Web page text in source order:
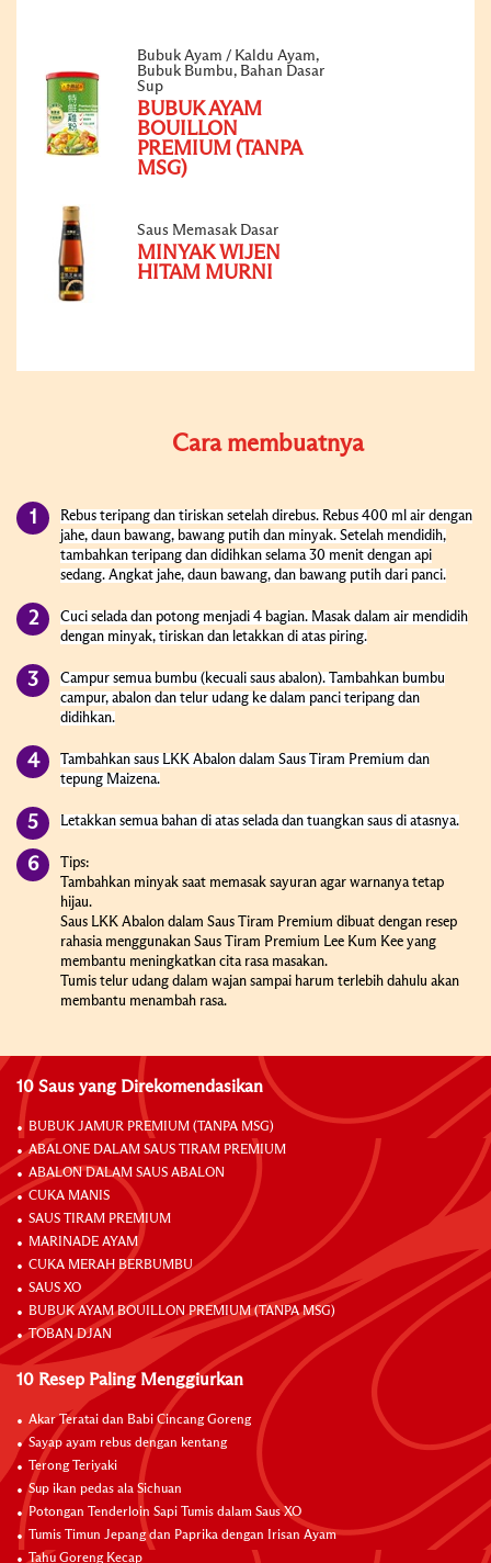
Bubuk Ayam / Kaldu Ayam,
Bubuk Bumbu, Bahan Dasar
Sup
BUBUK AYAM
BOUILLON
PREMIUM (TANPA
MSG)
Saus Memasak Dasar
MINYAK WIJEN
HITAM MURNI
Cara membuatnya
Rebus teripang dan tiriskan setelah direbus. Rebus 400 ml air dengan
jahe, daun bawang, bawang putih dan minyak. Setelah mendidih,
tambahkan teripang dan didihkan selama 30 menit dengan api
sedang. Angkat jahe, daun bawang, dan bawang putih dari panci.
Cuci selada dan potong menjadi 4 bagian. Masak dalam air mendidih
dengan minyak, tiriskan dan letakkan di atas piring.
Campur semua bumbu (kecuali saus abalon). Tambahkan bumbu
campur, abalon dan telur udang ke dalam panci teripang dan
didihkan.
Tambahkan saus LKK Abalon dalam Saus Tiram Premium dan
tepung Maizena.
Letakkan semua bahan di atas selada dan tuangkan saus di atasnya.
Tips:
Tambahkan minyak saat memasak sayuran agar warnanya tetap
hijau.
Saus LKK Abalon dalam Saus Tiram Premium dibuat dengan resep
rahasia menggunakan Saus Tiram Premium Lee Kum Kee yang
membantu meningkatkan cita rasa masakan.
Tumis telur udang dalam wajan sampai harum terlebih dahulu akan
membantu menambah rasa.
10 Saus yang Direkomendasikan
BUBUK JAMUR PREMIUM (TANPA MSG)
ABALONE DALAM SAUS TIRAM PREMIUM
ABALON DALAM SAUS ABALON
CUKA MANIS
SAUS TIRAM PREMIUM
MARINADE AYAM
CUKA MERAH BERBUMBU
SAUS XO
BUBUK AYAM BOUILLON PREMIUM (TANPA MSG)
TOBAN DJAN
10 Resep Paling Menggiurkan
Akar Teratai dan Babi Cincang Goreng
Sayap ayam rebus dengan kentang
Terong Teriyaki
Sup ikan pedas ala Sichuan
Potongan Tenderloin Sapi Tumis dalam Saus XO
Tumis Timun Jepang dan Paprika dengan Irisan Ayam
Tahu Goreng Kecap